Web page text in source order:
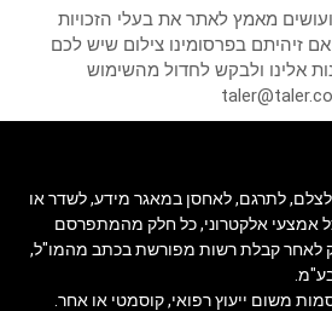
ועושים מאמץ לאתר את בעלי הזכויות
אם זיהיתם בפרסומינו צילום שיש לכם
אלינו ולבקש לחדול מהשימוש
לתרגם, לאחסן במאגר מידע, לשדר או
אמצעי אלקטרוני, כל חלק מהמתפרסם
לאחר קבלת רשות מפורשת בכתב מהמו"ל,
משום ייעוץ רפואי, קוסמטי או אחר.